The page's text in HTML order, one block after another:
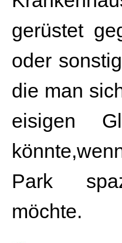
gerüstet
oder
die man
eisigen
Park
möchte.